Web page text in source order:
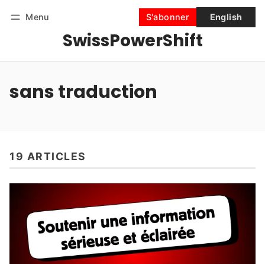
Menu
SwissPowerShift
S'abonner English
Se connecter S'abonner
sans traduction
19 ARTICLES